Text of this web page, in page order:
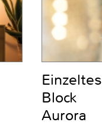
Block
Aurora